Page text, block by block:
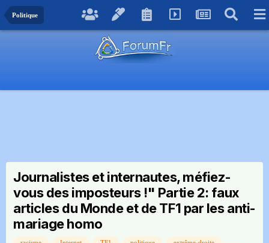
Politique
Journalistes et internautes, méfiez-
vous des imposteurs !" Partie 2: faux
articles du Monde et de TF1 par les anti-
mariage homo